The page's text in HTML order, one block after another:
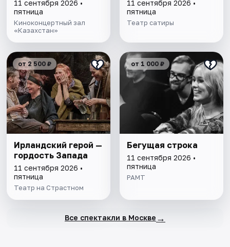
11 сентября 2026 •
пятница
Киноконцертный зал
«Казахстан»
11 сентября 2026 •
пятница
Театр сатиры
от 2 500 ₽
Ирландский герой —
гордость Запада
11 сентября 2026 •
пятница
Театр на Страстном
от 1 000 ₽
Бегущая строка
11 сентября 2026 •
пятница
РАМТ
Все спектакли в Москве →